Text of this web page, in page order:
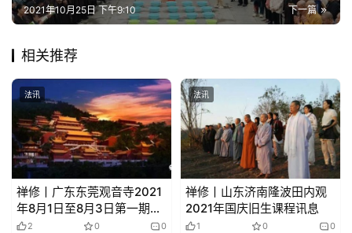
下一篇
2021年10月25日 下午9:10
相关推荐
法讯
禅修丨广东东莞观音寺2021
年8月1日至8月3日第一期自
然禅修班通启​
2 0 0
法讯
禅修丨山东济南隆波田内观
2021年国庆旧生课程讯息
1 0 0